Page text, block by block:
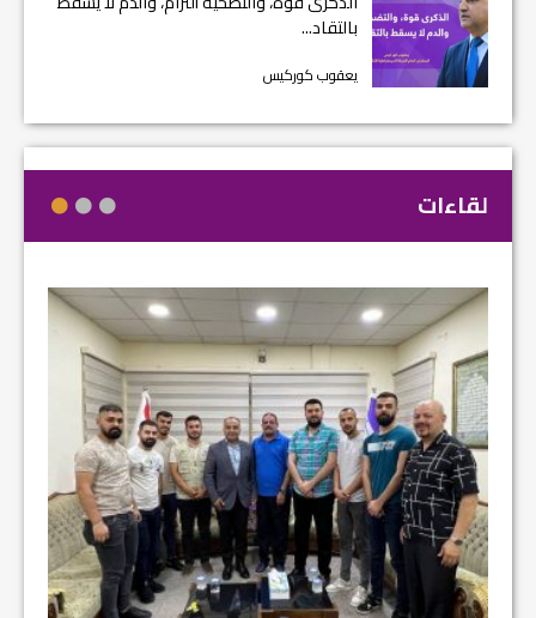
بالتقاد...
يعقوب كوركيس
لقاءات